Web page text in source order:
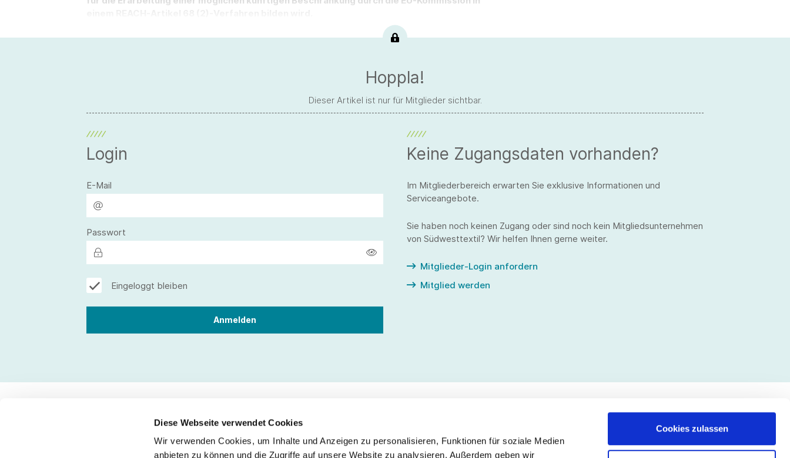
Diese Webseite verwendet Cookies
Wir verwenden Cookies, um Inhalte und Anzeigen zu personalisieren, Funktionen für soziale Medien
anbieten zu können und die Zugriffe auf unsere Website zu analysieren. Außerdem geben wir
Cookies zulassen
Hoppla!
Dieser Artikel ist nur für Mitglieder sichtbar.
Login
E-Mail
Passwort
Eingeloggt bleiben
Keine Zugangsdaten vorhanden?
Im Mitgliederbereich erwarten Sie exklusive Informationen und
Serviceangebote.
Sie haben noch keinen Zugang oder sind noch kein Mitgliedsunternehmen
von Südwesttextil? Wir helfen Ihnen gerne weiter.
Mitglieder-Login anfordern
Mitglied werden
Service Folgen Sie uns